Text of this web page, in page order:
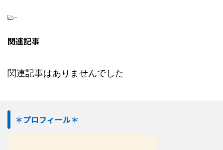
-
関連記事
関連記事はありませんでした
＊プロフィール＊